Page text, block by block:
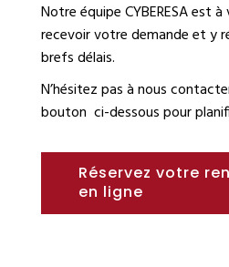
Notre équipe CYBERESA est
recevoir votre demande et y
brefs délais.
N’hésitez pas à nous
bouton ci-dessous pour
Réservez votre
en ligne